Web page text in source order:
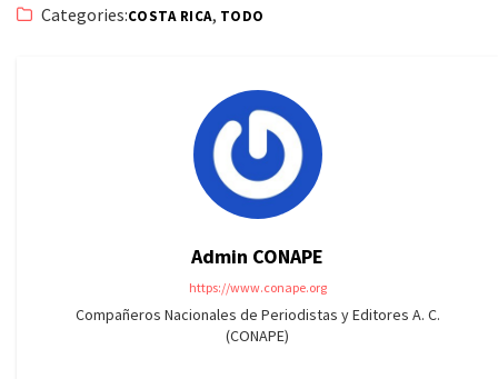
Categories:COSTA RICA, TODO
Admin CONAPE
https://www.conape.org
Compañeros Nacionales de Periodistas y Editores A. C.
(CONAPE)